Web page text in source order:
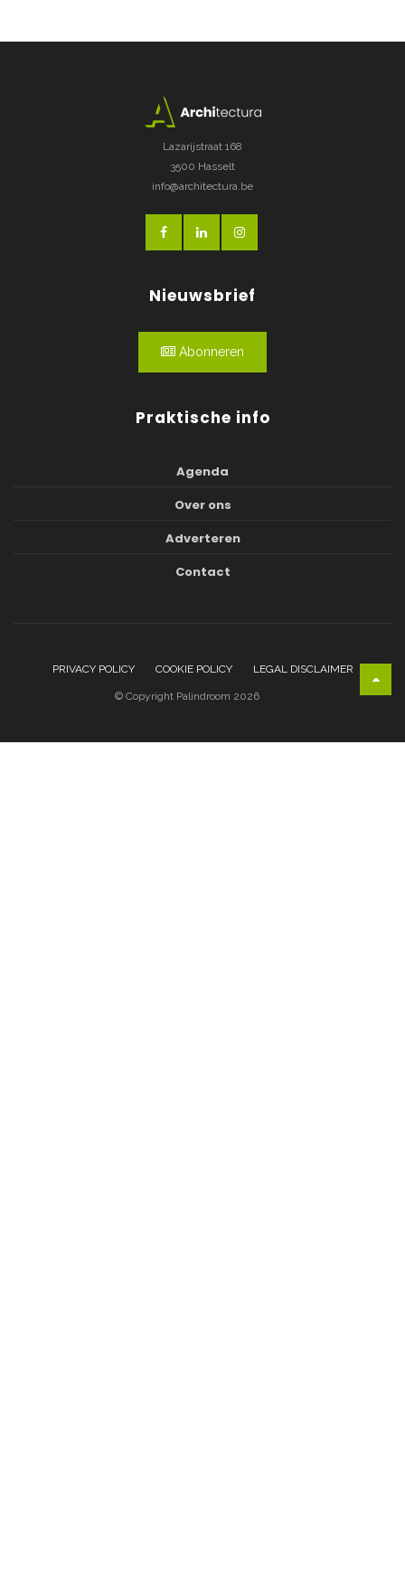
Lazarijstraat 168
3500 Hasselt
info@architectura.be
Nieuwsbrief
Abonneren
Praktische info
Agenda
Over ons
Adverteren
Contact
PRIVACY POLICY COOKIE POLICY LEGAL DISCLAIMER
© Copyright Palindroom 2026